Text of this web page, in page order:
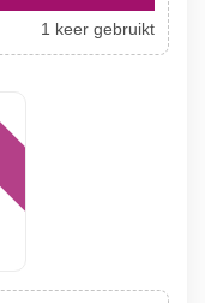
1 keer gebruikt